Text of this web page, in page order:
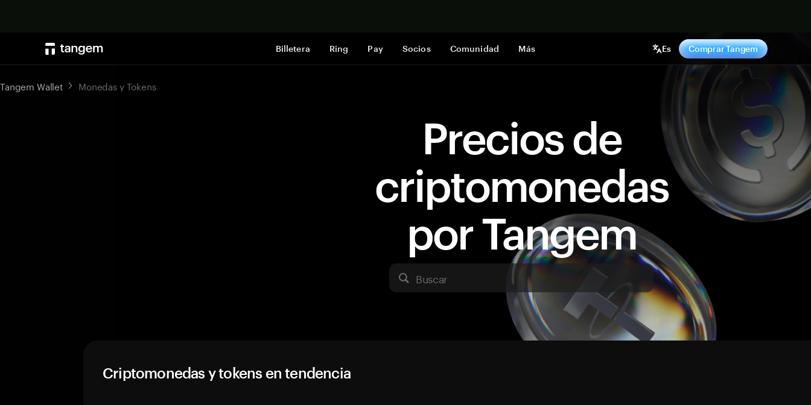
Billetera Ring Pay Socios Comunidad Más Es Comprar Tangem
Precios de
criptomonedas
por Tangem
Buscar
Tangem Wallet Monedas y Tokens
Criptomonedas y tokens en tendencia